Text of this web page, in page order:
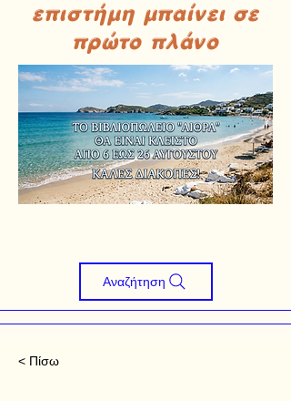
επιστήμη μπαίνει σε
πρώτο πλάνο
Αναζήτηση
< Πίσω